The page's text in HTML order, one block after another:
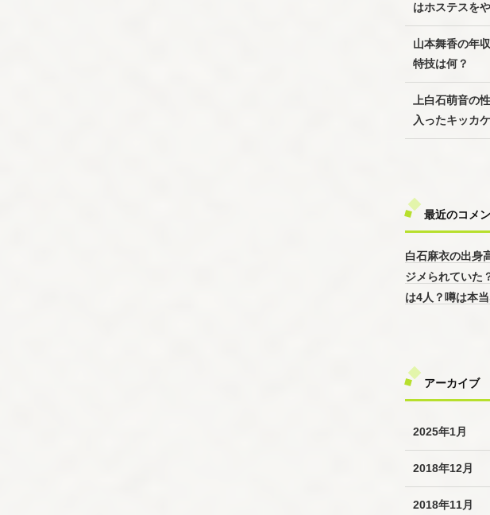
はホステスを
山本舞香の年
特技は何？
上白石萌音の
入ったキッカ
最近のコメ
白石麻衣の出身
ジメられていた
は4人？噂は本
アーカイブ
2025年1月
2018年12月
2018年11月